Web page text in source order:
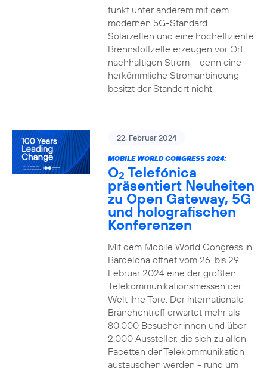
funkt unter anderem mit dem
modernen 5G-Standard.
Solarzellen und eine hocheffiziente
Brennstoffzelle erzeugen vor Ort
nachhaltigen Strom – denn eine
herkömmliche Stromanbindung
besitzt der Standort nicht.
22. Februar 2024
MOBILE WORLD CONGRESS 2024:
O2 Telefónica
präsentiert Neuheiten
zu Open Gateway, 5G
und holografischen
Konferenzen
Mit dem Mobile World Congress in
Barcelona öffnet vom 26. bis 29.
Februar 2024 eine der größten
Telekommunikationsmessen der
Welt ihre Tore. Der internationale
Branchentreff erwartet mehr als
80.000 Besucher:innen und über
2.000 Aussteller, die sich zu allen
Facetten der Telekommunikation
austauschen werden - rund um